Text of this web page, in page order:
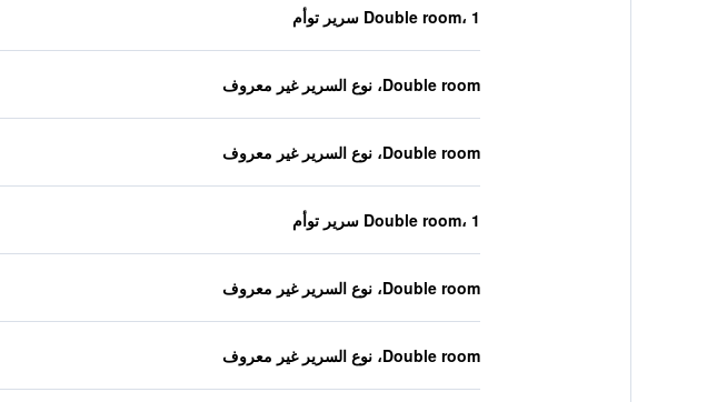
Double room، 1 سرير توأم
Double room، نوع السرير غير معروف
Double room، نوع السرير غير معروف
Double room، 1 سرير توأم
Double room، نوع السرير غير معروف
Double room، نوع السرير غير معروف